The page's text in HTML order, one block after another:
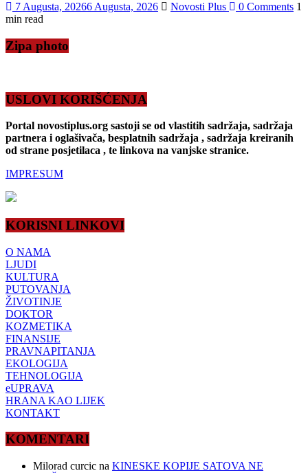
7 Augusta, 20266 Augusta, 2026 Novosti Plus 0 Comments 1
min read
Zipa photo
USLOVI KORIŠĆENJA
Portal novostiplus.org sastoji se od vlastitih sadržaja, sadržaja
partnera i oglašivača, besplatnih sadržaja , sadržaja kreiranih
od strane posjetilaca , te linkova na vanjske stranice.
IMPRESUM
KORISNI LINKOVI
O NAMA
LJUDI
KULTURA
PUTOVANJA
ŽIVOTINJE
DOKTOR
KOZMETIKA
FINANSIJE
PRAVNAPITANJA
EKOLOGIJA
TEHNOLOGIJA
eUPRAVA
HRANA KAO LIJEK
KONTAKT
KOMENTARI
Milorad curcic na KINESKE KOPIJE SATOVA NE